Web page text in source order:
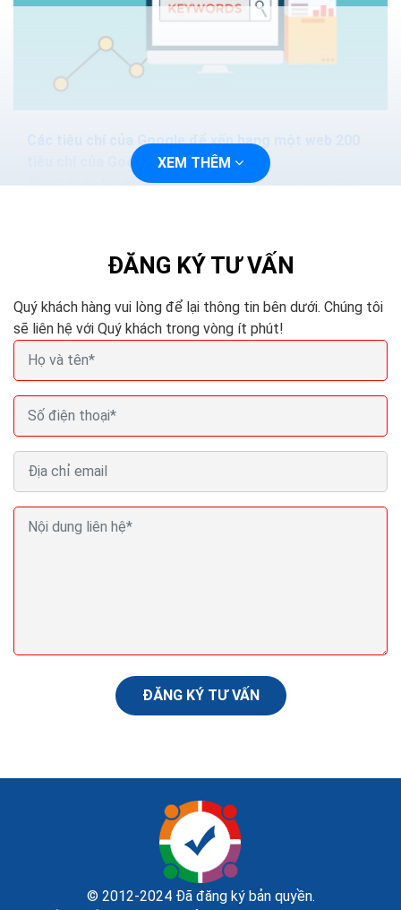
Các tiêu chí của Google để xếp hạng một web 200
tiêu chí của Google
Thuật toán tìm kiếm của Google ngày càng phức tạp
XEM THÊM
ĐĂNG KÝ TƯ VẤN
Quý khách hàng vui lòng để lại thông tin bên dưới. Chúng tôi
sẽ liên hệ với Quý khách trong vòng ít phút!
ĐĂNG KÝ TƯ VẤN
© 2012-2024 Đã đăng ký bản quyền.